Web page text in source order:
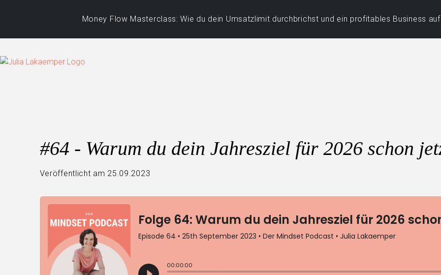
Money Flow Masterclass: Wie du dein Umsatzlimit durchbrichst und ein profitables Business
#64 - Warum du dein Jahresziel für 2026 schon
Veröffentlicht am 25.09.2023